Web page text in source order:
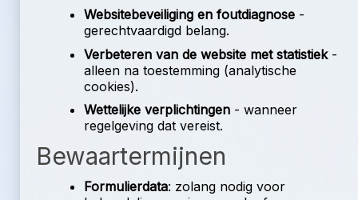
Websitebeveiliging en foutdiagnose -
gerechtvaardigd belang.
Verbeteren van de website met statistiek-
alleen na toestemming (analytische
cookies).
Wettelijke verplichtingen - wanneer
regelgeving dat vereist.
Bewaartermijnen
Formulierdata: zolang nodig voor